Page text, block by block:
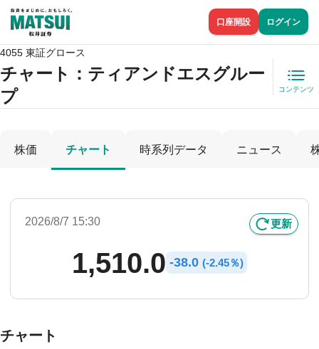
口座開設 ログイン
4055 東証グロース
チャート： ティアンドエスグルー
プ
コンテンツ
株価 チャート 時系列データ ニュース
2026/8/7 15:30 更新
1,510.0 -38.0 (-2.45％)
チャート